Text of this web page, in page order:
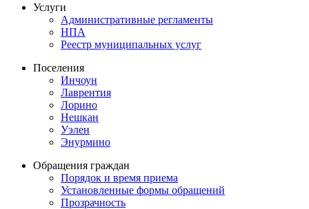
Услуги
Административные регламенты
НПА
Реестр муниципальных услуг
Поселения
Инчоун
Лаврентия
Лорино
Нешкан
Уэлен
Энурмино
Обращения граждан
Порядок и время приема
Установленные формы обращений
Прозрачность